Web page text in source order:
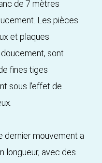
de 7 mètres
Les pièces
et plaques
sont
fines tiges
sous l'effet de
dernier mouvement a
longueur, avec des